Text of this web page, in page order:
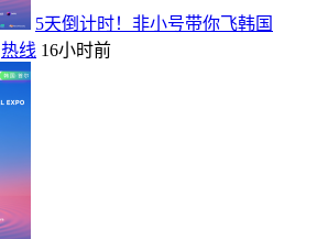
5天倒计时！非小号带你飞韩国
热线 16小时前